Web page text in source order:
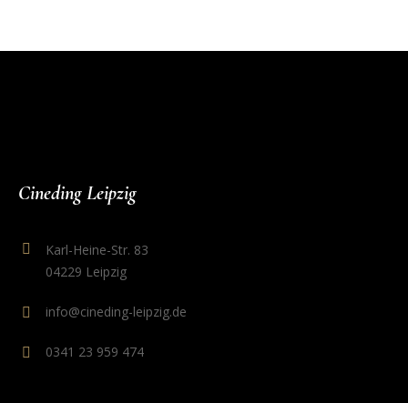
Cineding Leipzig
Karl-Heine-Str. 83
04229 Leipzig
info@cineding-leipzig.de
0341 23 959 474